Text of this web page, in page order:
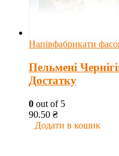
Напівфабрикати
Пельмені
Достатку
0 out of 5
90.50 ₴
Додати в кошик